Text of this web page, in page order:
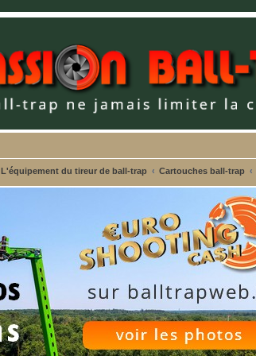
L'équipement du tireur de ball-trap Cartouches ball-trap